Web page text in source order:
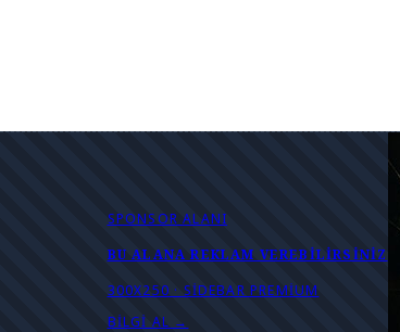
SPONSOR ALANI
BU ALANA REKLAM VEREBILIRSINIZ
300X250 · SIDEBAR PREMIUM
BILGI AL →